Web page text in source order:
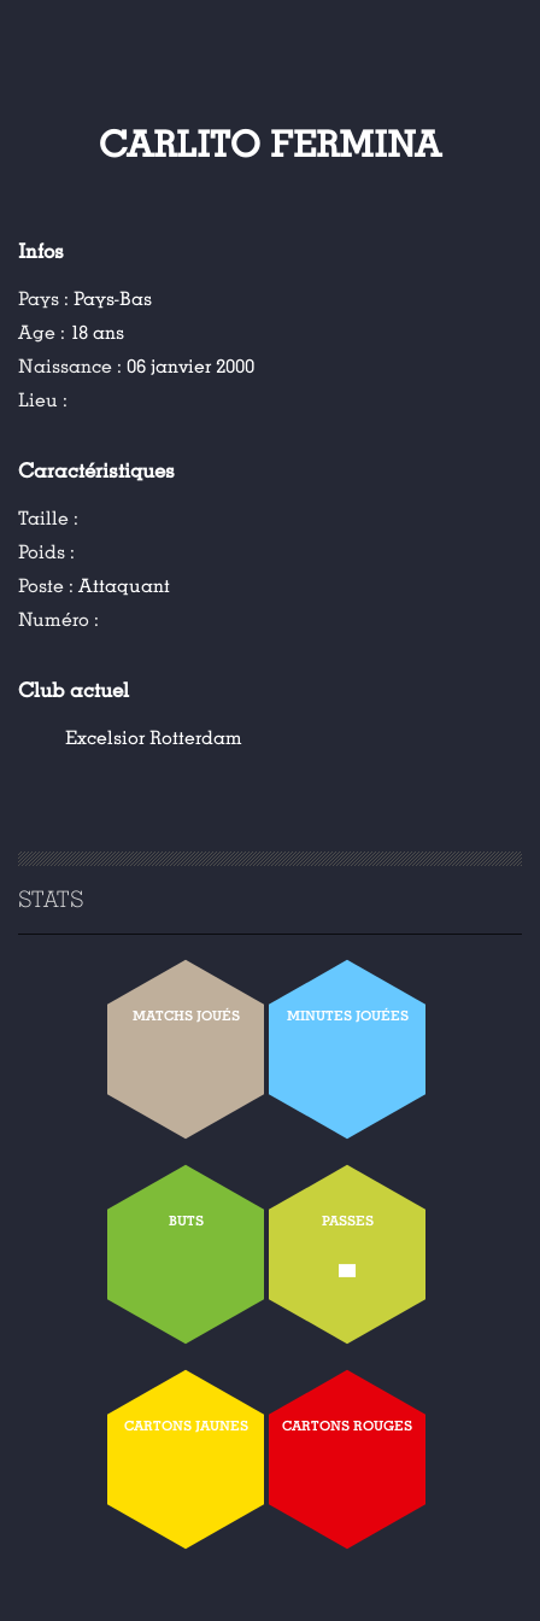
CARLITO FERMINA
Infos
Pays : Pays-Bas
Age : 18 ans
Naissance : 06 janvier 2000
Lieu :
Caractéristiques
Taille :
Poids :
Poste : Attaquant
Numéro :
Club actuel
Excelsior Rotterdam
STATS
MATCHS JOUÉS MINUTES JOUÉES
BUTS PASSES
-
CARTONS JAUNES CARTONS ROUGES